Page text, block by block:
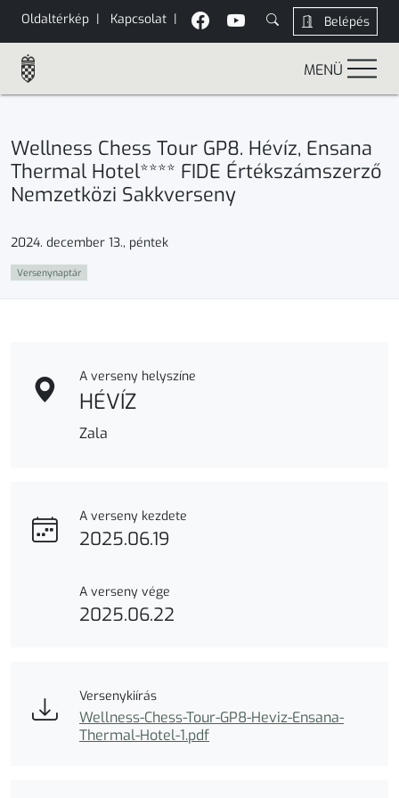
Oldaltérkép | Kapcsolat | Belépés
MENÜ
Wellness Chess Tour GP8. Hévíz, Ensana
Thermal Hotel**** FIDE Értékszámszerző
Nemzetközi Sakkverseny
2024. december 13., péntek
Versenynaptár
A verseny helyszíne
HÉVÍZ
Zala
A verseny kezdete
2025.06.19
A verseny vége
2025.06.22
Versenykiírás
Wellness-Chess-Tour-GP8-Heviz-Ensana-
Thermal-Hotel-1.pdf